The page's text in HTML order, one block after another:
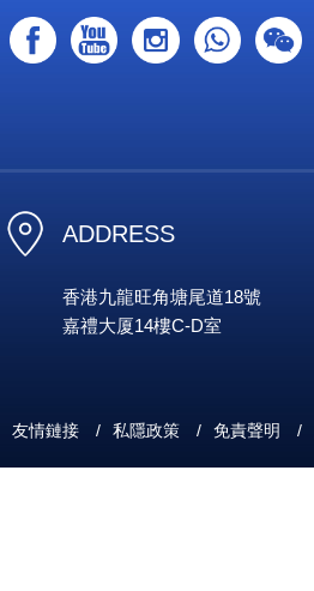
ADDRESS
香港九龍旺角塘尾道18號
嘉禮大厦14樓C-D室
友情鏈接 / 私隱政策 / 免責聲明 /